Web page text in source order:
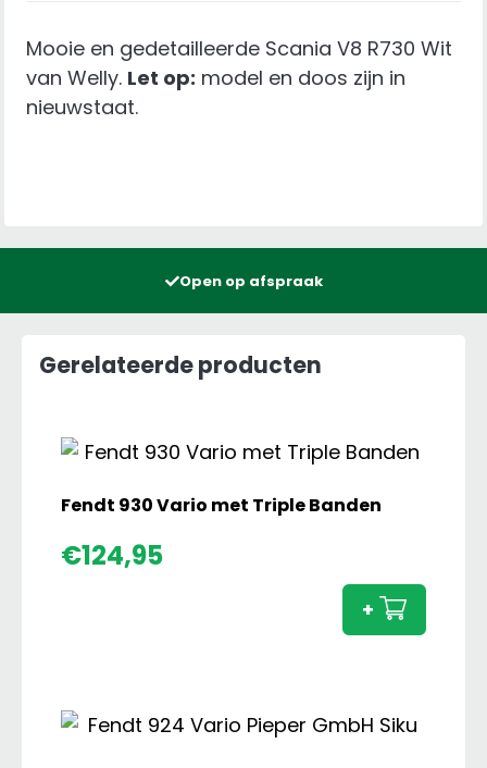
Mooie en gedetailleerde Scania V8 R730 Wit
van Welly. Let op: model en doos zijn in
nieuwstaat.
Open op afspraak
Gerelateerde producten
Fendt 930 Vario met Triple Banden
€124,95
met
+